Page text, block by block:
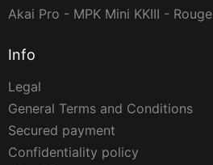
Akai Pro - MPK Mini KKIII - Rouge
Info
Legal
General Terms and Conditions
Secured payment
Confidentiality policy